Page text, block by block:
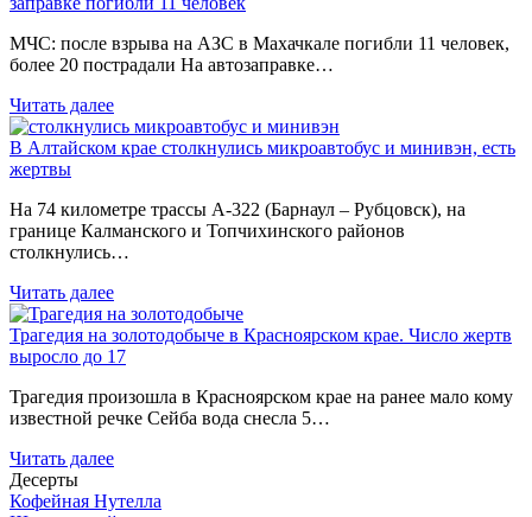
МЧС: после взрыва на АЗС в Махачкале погибли 11 человек,
более 20 пострадали На автозаправке…
Читать далее
В Алтайском крае столкнулись микроавтобус и минивэн, есть
жертвы
На 74 километре трассы А-322 (Барнаул – Рубцовск), на
границе Калманского и Топчихинского районов
столкнулись…
Читать далее
Трагедия на золотодобыче в Красноярском крае. Число жертв
выросло до 17
Трагедия произошла в Красноярском крае на ранее мало кому
известной речке Сейба вода снесла 5…
Читать далее
Десерты
Кофейная Нутелла